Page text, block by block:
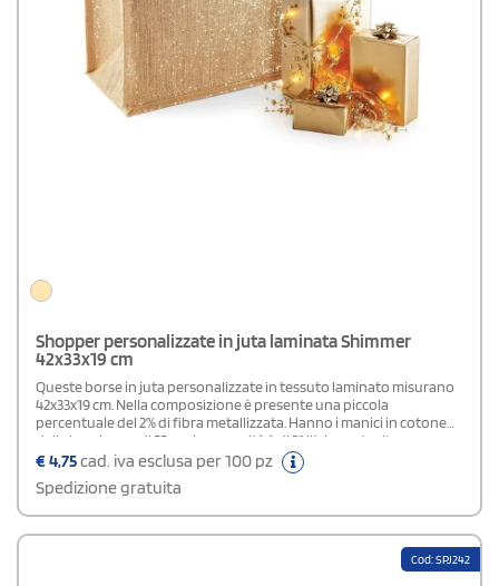
Shopper personalizzate in juta laminata Shimmer
42x33x19 cm
Queste borse in juta personalizzate in tessuto laminato misurano
42x33x19 cm. Nella composizione è presente una piccola
percentuale del 2% di fibra metallizzata. Hanno i manici in cotone
della lunghezza di 55 cm. La capacità è di 21 litri, mentre l'area
stampabile massima è 34x24 cm. La loro anima "green" le rende un
gadget promozionale moderno e molto richiesto.
€4,75cad. iva esclusa per 100 pz
Spedizione gratuita
Cod: SPJ242